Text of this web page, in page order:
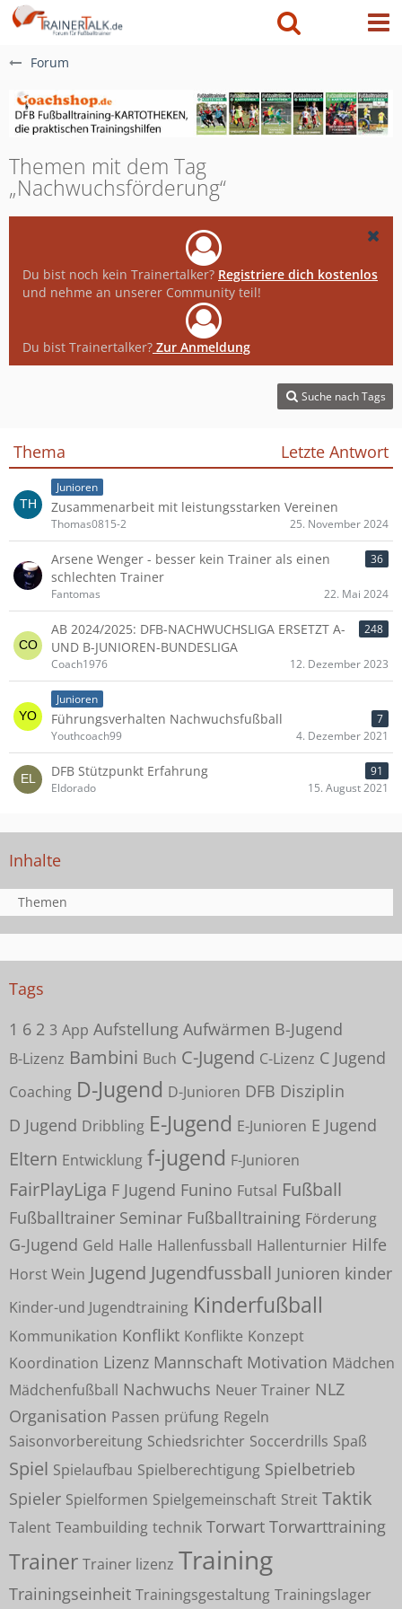
Forum
Themen mit dem Tag
„Nachwuchsförderung“
Du bist noch kein Trainertalker? Registriere dich kostenlos
und nehme an unserer Community teil!
Du bist Trainertalker? Zur Anmeldung
Suche nach Tags
Thema Letzte Antwort
Junioren
Zusammenarbeit mit leistungsstarken Vereinen
Thomas0815-2 25. November 2024
Arsene Wenger - besser kein Trainer als einen
schlechten Trainer
36
Fantomas 22. Mai 2024
AB 2024/2025: DFB-NACHWUCHSLIGA ERSETZT A-
UND B-JUNIOREN-BUNDESLIGA
248
Coach1976 12. Dezember 2023
Junioren
Führungsverhalten Nachwuchsfußball
7
Youthcoach99
4. Dezember 2021
DFB Stützpunkt Erfahrung
91
Eldorado
15. August 2021
Inhalte
Themen
Tags
1 6 2 3 App Aufstellung Aufwärmen B-Jugend
B-Lizenz Bambini Buch C-Jugend C-Lizenz C Jugend
Coaching D-Jugend D-Junioren DFB Disziplin
D Jugend Dribbling E-Jugend E-Junioren E Jugend
Eltern Entwicklung f-jugend F-Junioren
FairPlayLiga F Jugend Funino Futsal Fußball
Fußballtrainer Seminar Fußballtraining Förderung
G-Jugend Geld Halle Hallenfussball Hallenturnier Hilfe
Horst Wein Jugend Jugendfussball Junioren kinder
Kinder-und Jugendtraining Kinderfußball
Kommunikation Konflikt Konflikte Konzept
Koordination Lizenz Mannschaft Motivation Mädchen
Mädchenfußball Nachwuchs Neuer Trainer NLZ
Organisation Passen prüfung Regeln
Saisonvorbereitung Schiedsrichter Soccerdrills Spaß
Spiel Spielaufbau Spielberechtigung Spielbetrieb
Spieler Spielformen Spielgemeinschaft Streit Taktik
Talent Teambuilding technik Torwart Torwarttraining
Trainer Trainer lizenz Training
Trainingseinheit Trainingsgestaltung Trainingslager